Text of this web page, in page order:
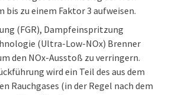
bis zu einem Faktor 3 aufweisen.
(FGR), Dampfeinspritzung
(Ultra-Low-NOx) Brenner
den NOx-Ausstoß zu verringern.
wird ein Teil des aus dem
Rauchgases (in der Regel nach dem